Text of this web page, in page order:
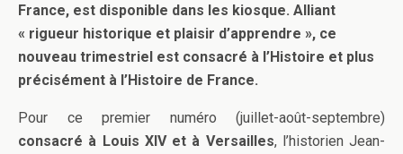
France, est disponible dans les kiosque. Alliant
« rigueur historique et plaisir d’apprendre », ce
nouveau trimestriel est consacré à l’Histoire et plus
précisément à l’Histoire de France.
Pour ce premier numéro (juillet-août-septembre)
consacré à Louis XIV et à Versailles, l’historien Jean-